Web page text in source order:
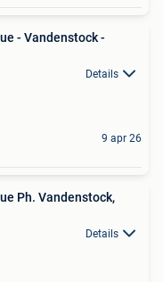
- Vandenstock -
Details
9 apr 26
Ph. Vandenstock,
Details